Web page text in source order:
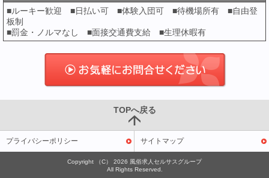
■ルーキー歓迎 ■日払い可 ■体験入団可 ■待機場所有 ■自由登
板制
■罰金・ノルマなし ■面接交通費支給 ■生理休暇有
TOPへ戻る
プライバシーポリシー サイトマップ
Copyright （C） 2026 風俗求人セルサスグループ
All Rights Reserved.